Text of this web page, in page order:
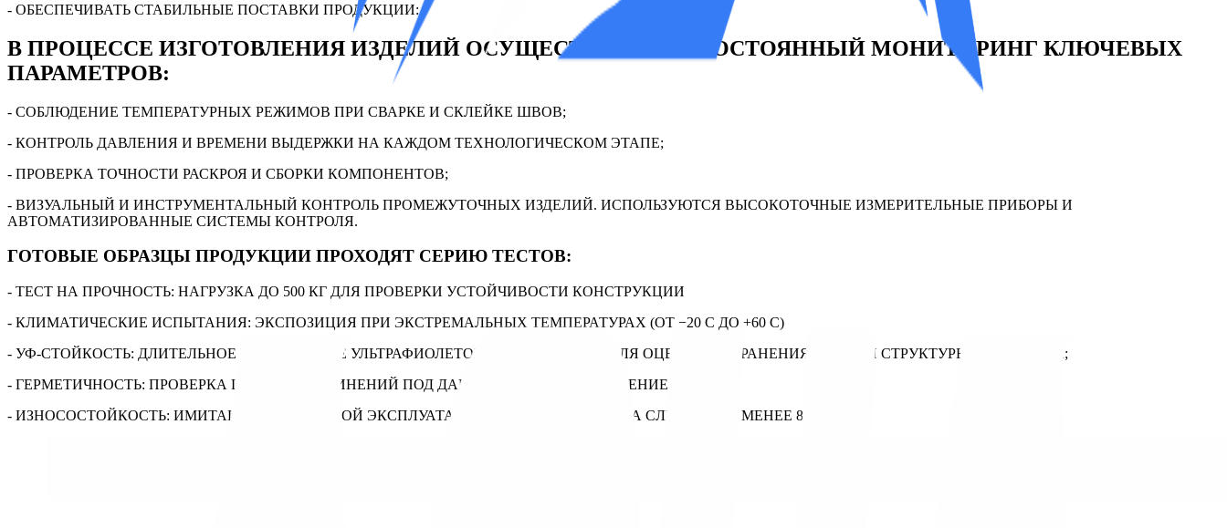
- ОБЕСПЕЧИВАТЬ СТАБИЛЬНЫЕ ПОСТАВКИ ПРОДУКЦИИ:
В ПРОЦЕССЕ ИЗГОТОВЛЕНИЯ ИЗДЕЛИЙ ОСУЩЕСТВЛЯЕТСЯ ПОСТОЯННЫЙ МОНИТОРИНГ КЛЮЧЕВЫХ
ПАРАМЕТРОВ:
- СОБЛЮДЕНИЕ ТЕМПЕРАТУРНЫХ РЕЖИМОВ ПРИ СВАРКЕ И СКЛЕЙКЕ ШВОВ;
- КОНТРОЛЬ ДАВЛЕНИЯ И ВРЕМЕНИ ВЫДЕРЖКИ НА КАЖДОМ ТЕХНОЛОГИЧЕСКОМ ЭТАПЕ;
- ПРОВЕРКА ТОЧНОСТИ РАСКРОЯ И СБОРКИ КОМПОНЕНТОВ;
- ВИЗУАЛЬНЫЙ И ИНСТРУМЕНТАЛЬНЫЙ КОНТРОЛЬ ПРОМЕЖУТОЧНЫХ ИЗДЕЛИЙ. ИСПОЛЬЗУЮТСЯ ВЫСОКОТОЧНЫЕ ИЗМЕРИТЕЛЬНЫЕ ПРИБОРЫ И
АВТОМАТИЗИРОВАННЫЕ СИСТЕМЫ КОНТРОЛЯ.
ГОТОВЫЕ ОБРАЗЦЫ ПРОДУКЦИИ ПРОХОДЯТ СЕРИЮ ТЕСТОВ:
- ТЕСТ НА ПРОЧНОСТЬ: НАГРУЗКА ДО 500 КГ ДЛЯ ПРОВЕРКИ УСТОЙЧИВОСТИ КОНСТРУКЦИИ
- КЛИМАТИЧЕСКИЕ ИСПЫТАНИЯ: ЭКСПОЗИЦИЯ ПРИ ЭКСТРЕМАЛЬНЫХ ТЕМПЕРАТУРАХ (ОТ −20 C ДО +60 C)
- УФ-СТОЙКОСТЬ: ДЛИТЕЛЬНОЕ ВОЗДЕЙСТВИЕ УЛЬТРАФИОЛЕТОВОГО ИЗЛУЧЕНИЯ ДЛЯ ОЦЕНКИ СОХРАНЕНИЯ ЦВЕТА И СТРУКТУРЫ МАТЕРИАЛА;
- ГЕРМЕТИЧНОСТЬ: ПРОВЕРКА ШВОВ И СОЕДИНЕНИЙ ПОД ДАВЛЕНИЕМ 0,3 БАР В ТЕЧЕНИЕ
- ИЗНОСОСТОЙКОСТЬ: ИМИТАЦИЯ ДЛИТЕЛЬНОЙ ЭКСПЛУАТАЦИИ ДЛЯ ОЦЕНКИ СРОКА СЛУЖБЫ
(НЕ МЕНЕЕ 8 ЛЕТ)